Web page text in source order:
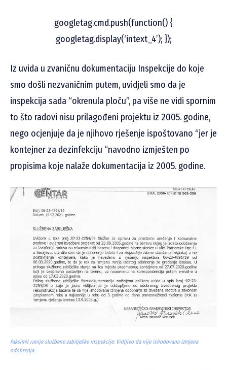
googletag.cmd.push(function() {
googletag.display(‘intext_4’); });
Iz uvida u zvaničnu dokumentaciju Inspekcije do koje
smo došli nezvaničnim putem, uvidjeli smo da je
inspekcija sada “okrenula ploču”, pa više ne vidi spornim
to što radovi nisu prilagođeni projektu iz 2005. godine,
nego ocjenjuje da je njihovo rješenje ispoštovano “jer je
kontejner za dezinfekciju “navodno izmješten po
propisima koje nalaže dokumentacija iz 2005. godine.
Faksimil ranije službene zabilješke inspekcije: Vidljivo da nije ishodovana izmjena
odobrenja